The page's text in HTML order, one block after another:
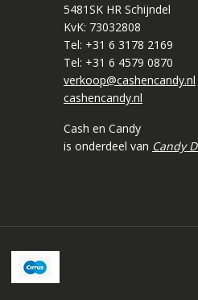
5481SK HR Schijndel
KvK: 73032808
Tel: +31 6 3178 2169
Tel: +31 6 4579 0870
verkoop@cashencandy.nl
cashencandy.nl
Cash en Candy
is onderdeel van Candy